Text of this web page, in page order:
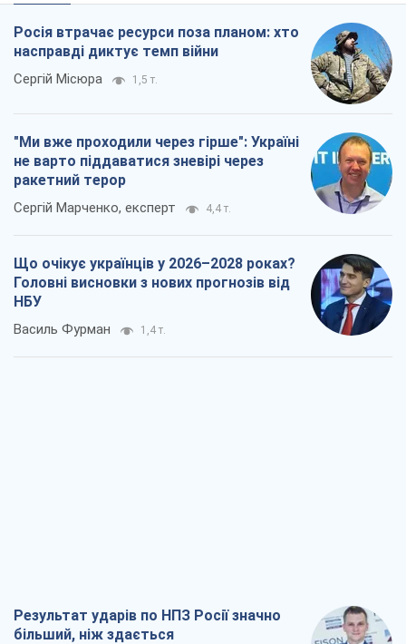
Росія втрачає ресурси поза планом: хто
насправді диктує темп війни
Сергій Місюра 1,5 т.
"Ми вже проходили через гірше": Україні
не варто піддаватися зневірі через
ракетний терор
Сергій Марченко, експерт 4,4 т.
Що очікує українців у 2026–2028 роках?
Головні висновки з нових прогнозів від
НБУ
Василь Фурман 1,4 т.
Результат ударів по НПЗ Росії значно
більший, ніж здається